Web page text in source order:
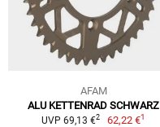
AFAM
ALU KETTENRAD SCHWARZ
UVP 69,13 €2 62,22 €1